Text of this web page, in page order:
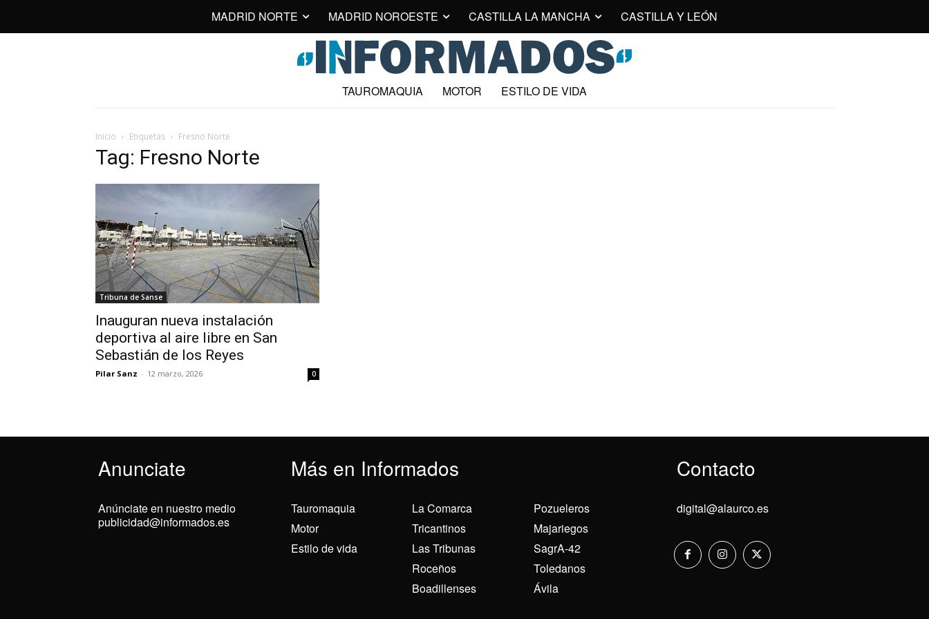
MADRID NORTE MADRID NOROESTE CASTILLA LA MANCHA CASTILLA Y LEÓN
TAUROMAQUIA MOTOR ESTILO DE VIDA
Inicio Etiquetas Fresno Norte
Tag: Fresno Norte
Tribuna de Sanse
Inauguran nueva instalación
deportiva al aire libre en San
Sebastián de los Reyes
Pilar Sanz - 12 marzo, 2026 0
Anunciate Más en Informados Contacto
Anúnciate en nuestro medio
publicidad@informados.es
Tauromaquia
Motor
Estilo de vida
La Comarca
Tricantinos
Las Tribunas
Roceños
Boadillenses
Pozueleros
Majariegos
SagrA-42
Toledanos
Ávila
digital@alaurco.es